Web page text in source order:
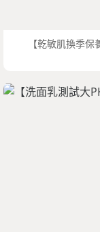
【乾敏肌換季